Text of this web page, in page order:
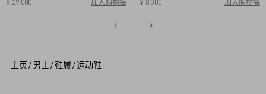
¥ 29,000 加入购物袋 34
36
39
¥ 8,300
加入购物袋
主页/男士/鞋履/运动鞋